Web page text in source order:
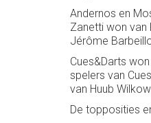
Andernos en
Zanetti won van
Jérôme
Cues&Darts
spelers van
van Huub
De topposities